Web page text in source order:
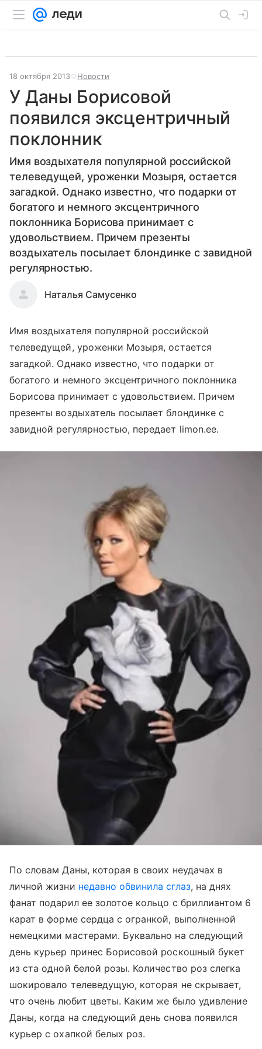
18 октября 2013 Новости
У Даны Борисовой
появился эксцентричный
поклонник
Имя воздыхателя популярной российской
телеведущей, уроженки Мозыря, остается
загадкой. Однако известно, что подарки от
богатого и немного эксцентричного
поклонника Борисова принимает с
удовольствием. Причем презенты
воздыхатель посылает блондинке с завидной
регулярностью.
Наталья Самусенко
Имя воздыхателя популярной российской
телеведущей, уроженки Мозыря, остается
загадкой. Однако известно, что подарки от
богатого и немного эксцентричного поклонника
Борисова принимает с удовольствием. Причем
презенты воздыхатель посылает блондинке с
завидной регулярностью, передает limon.ee.
По словам Даны, которая в своих неудачах в
личной жизни недавно обвинила сглаз, на днях
фанат подарил ее золотое кольцо с бриллиантом 6
карат в форме сердца с огранкой, выполненной
немецкими мастерами. Буквально на следующий
день курьер принес Борисовой роскошный букет
из ста одной белой розы. Количество роз слегка
шокировало телеведущую, которая не скрывает,
что очень любит цветы. Каким же было удивление
Даны, когда на следующий день снова появился
курьер с охапкой белых роз.